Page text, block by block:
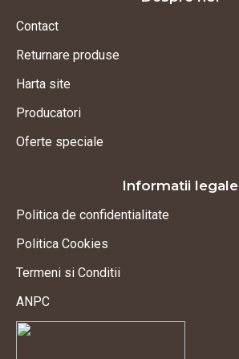
Contact
Returnare produse
Harta site
Producatori
Oferte speciale
Informatii legale
Politica de confidentialitate
Politica Cookies
Termeni si Conditii
ANPC